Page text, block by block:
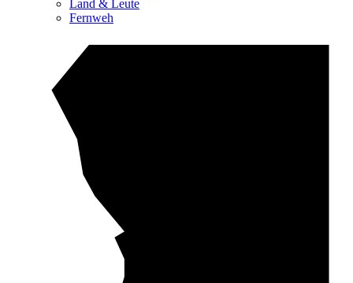
Land & Leute
Fernweh